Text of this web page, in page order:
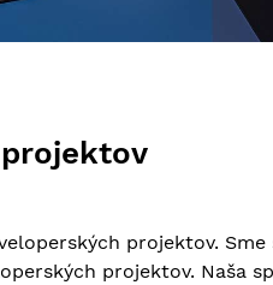
projektov.
projektov. Naša